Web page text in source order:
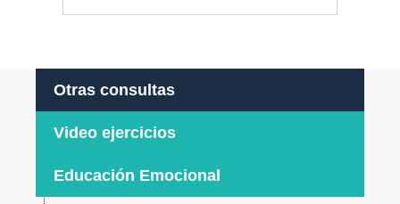
Otras consultas
Video ejercicios
Educación Emocional